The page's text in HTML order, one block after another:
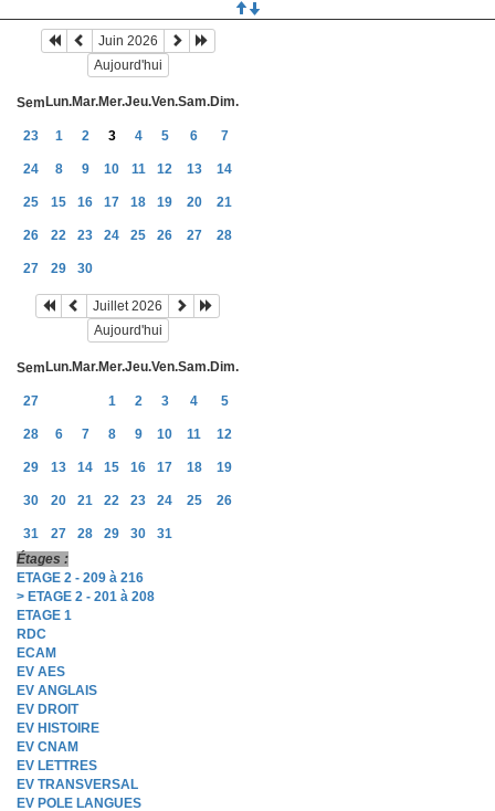
Juin 2026
Aujourd'hui
Sem Lun.Mar.Mer.Jeu.Ven.Sam.Dim.
23 1 2 3 4 5 6 7
24 8 9 10 11 12 13 14
25 15 16 17 18 19 20 21
26 22 23 24 25 26 27 28
27 29 30
Juillet 2026
Aujourd'hui
Sem Lun.Mar.Mer.Jeu.Ven.Sam.Dim.
27 1 2 3 4 5
28 6 7 8 9 10 11 12
29 13 14 15 16 17 18 19
30 20 21 22 23 24 25 26
31 27 28 29 30
31
Étages :
ETAGE 2 - 209 à 216
> ETAGE 2 - 201 à 208
ETAGE 1
RDC
ECAM
EV AES
EV ANGLAIS
EV DROIT
EV HISTOIRE
EV CNAM
EV LETTRES
EV TRANSVERSAL
EV POLE LANGUES